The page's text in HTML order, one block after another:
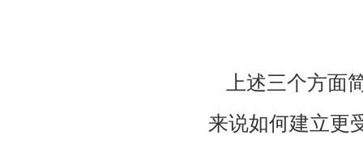
上述三个方面
来说如何建立更